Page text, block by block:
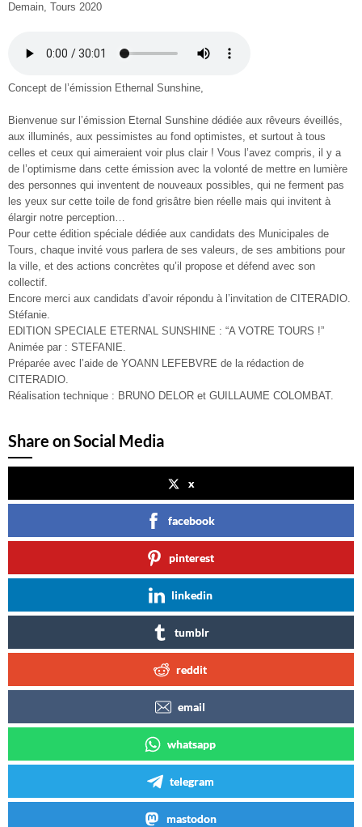
Demain, Tours 2020
Concept de l’émission Ethernal Sunshine,
Bienvenue sur l’émission Eternal Sunshine dédiée aux rêveurs éveillés,
aux illuminés, aux pessimistes au fond optimistes, et surtout à tous
celles et ceux qui aimeraient voir plus clair ! Vous l’avez compris, il y a
de l’optimisme dans cette émission avec la volonté de mettre en lumière
des personnes qui inventent de nouveaux possibles, qui ne ferment pas
les yeux sur cette toile de fond grisâtre bien réelle mais qui invitent à
élargir notre perception…
Pour cette édition spéciale dédiée aux candidats des Municipales de
Tours, chaque invité vous parlera de ses valeurs, de ses ambitions pour
la ville, et des actions concrètes qu’il propose et défend avec son
collectif.
Encore merci aux candidats d’avoir répondu à l’invitation de CITERADIO.
Stéfanie.
EDITION SPECIALE ETERNAL SUNSHINE : “A VOTRE TOURS !”
Animée par : STEFANIE.
Préparée avec l’aide de YOANN LEFEBVRE de la rédaction de
CITERADIO.
Réalisation technique : BRUNO DELOR et GUILLAUME COLOMBAT.
Share on Social Media
x
facebook
pinterest
linkedin
tumblr
reddit
email
whatsapp
telegram
mastodon